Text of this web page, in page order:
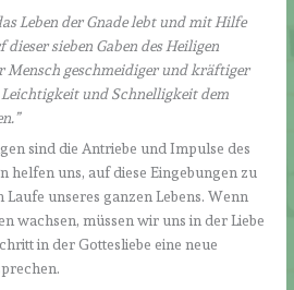
Leben der Gnade lebt und mit Hilfe
sieben Gaben des Heiligen
Mensch geschmeidiger und kräftiger
und Schnelligkeit dem
sind die Antriebe und Impulse des
helfen uns, auf diese Eingebungen zu
unseres ganzen Lebens. Wenn
wachsen, müssen wir uns in der Liebe
in der Gottesliebe eine neue